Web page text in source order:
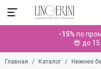
Нижнее белье
Смотреть все товары
Женское нижнее белье
Женское нижнее белье
Смотреть все товары
Бюстгальтеры
Трусы
Трусы
Смотреть все товары
Трусы-бразилиана
Трусы-слипы
Мужское нижнее белье
-15% по
😎 до 15
Главная Каталог Нижнее